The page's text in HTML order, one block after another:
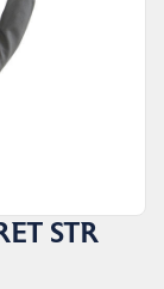
STR